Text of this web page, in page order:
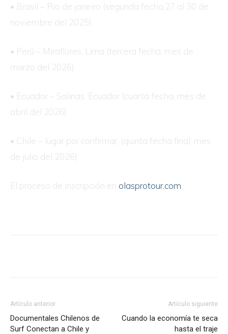
• Brasil – Rio de janeiro (segunda fecha,27 al 30 de
noviembre del 2025)
• Perú – Miraflores, Lima (tercera fecha, mes de
marzo del 2026)
• Ecuador – Salinas, Ecuador (cuarta fecha, mes de
abril del 2026)
• Chile – lugar por confirmar, (quinta fecha final, mes
de julio del 2026)
El proceso de inscripción en olasprotour.com
Artículo anterior
Documentales Chilenos de
Surf Conectan a Chile y
Artículo siguiente
Cuando la economía te seca
hasta el traje